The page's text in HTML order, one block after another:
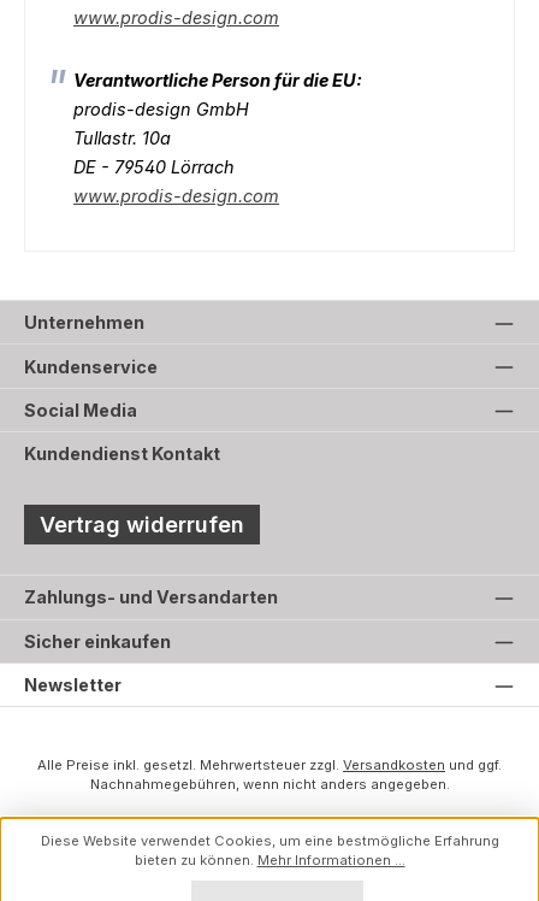
www.prodis-design.com
Verantwortliche Person für die EU:
prodis-design GmbH
Tullastr. 10a
DE - 79540 Lörrach
www.prodis-design.com
Unternehmen
Kundenservice
Social Media
Kundendienst Kontakt
Vertrag widerrufen
Zahlungs- und Versandarten
Sicher einkaufen
Newsletter
Alle Preise inkl. gesetzl. Mehrwertsteuer zzgl. Versandkosten und ggf.
Nachnahmegebühren, wenn nicht anders angegeben.
Diese Website verwendet Cookies, um eine bestmögliche Erfahrung
bieten zu können. Mehr Informationen ...